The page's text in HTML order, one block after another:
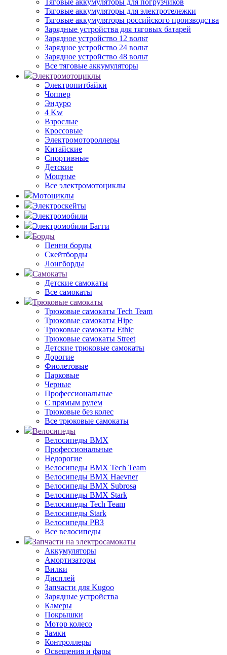
Тяговые аккумуляторы для погрузчиков
Тяговые аккумуляторы для электротележки
Тяговые аккумуляторы российского производства
Зарядные устройства для тяговых батарей
Зарядное устройство 12 вольт
Зарядное устройство 24 вольт
Зарядное устройство 48 вольт
Все тяговые аккумуляторы
Электромотоциклы
Электропитбайки
Чоппер
Эндуро
4 Kw
Взрослые
Кроссовые
Электромотороллеры
Китайские
Спортивные
Детские
Мощные
Все электромотоциклы
Мотоциклы
Электроскейты
Электромобили
Электромобили Багги
Борды
Пенни борды
Скейтборды
Лонгборды
Самокаты
Детские самокаты
Все самокаты
Трюковые самокаты
Трюковые самокаты Tech Team
Трюковые самокаты Hipe
Трюковые самокаты Ethic
Трюковые самокаты Street
Детские трюковые самокаты
Дорогие
Фиолетовые
Парковые
Черные
Профессиональные
С прямым рулем
Трюковые без колес
Все трюковые самокаты
Велосипеды
Велосипеды BMX
Профессиональные
Недорогие
Велосипеды BMX Tech Team
Велосипеды BMX Haevner
Велосипеды BMX Subrosa
Велосипеды BMX Stark
Велосипеды Tech Team
Велосипеды Stark
Велосипеды РВЗ
Все велосипеды
Запчасти на электросамокаты
Аккумуляторы
Амортизаторы
Вилки
Дисплей
Запчасти для Kugoo
Зарядные устройства
Камеры
Покрышки
Мотор колесо
Замки
Контроллеры
Освещения и фары